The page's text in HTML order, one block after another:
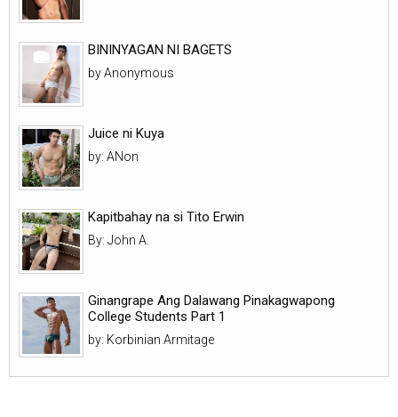
BININYAGAN NI BAGETS
by Anonymous
Juice ni Kuya
by: ANon
Kapitbahay na si Tito Erwin
By: John A.
Ginangrape Ang Dalawang Pinakagwapong
College Students Part 1
by: Korbinian Armitage